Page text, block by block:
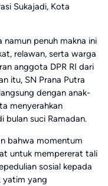
Sukajadi, Kota
namun penuh makna ini
relawan, serta warga
anggota DPR RI dari
itu, SN Prana Putra
dengan anak-
menyerahkan
bulan suci Ramadan.
bahwa momentum
untuk mempererat tali
sosial kepada
yatim yang